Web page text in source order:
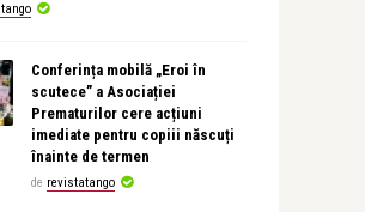
Conferința mobilă „Eroi în
scutece” a Asociației
Prematurilor cere acțiuni
imediate pentru copiii născuți
înainte de termen
de revistatango